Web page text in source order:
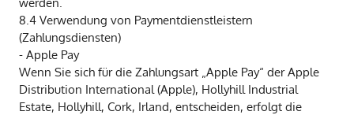
8.4 Verwendung von Paymentdienstleistern
(Zahlungsdiensten)
- Apple Pay
Wenn Sie sich für die Zahlungsart „Apple Pay“ der Apple
Distribution International (Apple), Hollyhill Industrial
Estate, Hollyhill, Cork, Irland, entscheiden, erfolgt die